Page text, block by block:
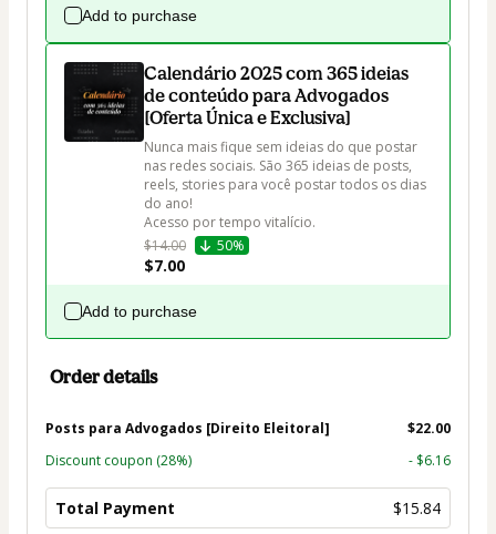
Add to purchase
Calendário 2025 com 365 ideias
de conteúdo para Advogados
[Oferta Única e Exclusiva]
Nunca mais fique sem ideias do que postar
nas redes sociais. São 365 ideias de posts,
reels, stories para você postar todos os dias
do ano!
Acesso por tempo vitalício.
$14.00
50%
$7.00
Add to purchase
Order details
Posts para Advogados [Direito Eleitoral]
$22.00
Discount coupon (28%) - $6.16
Total Payment $15.84